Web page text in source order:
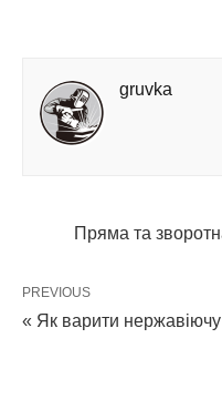
gruvka
Пряма та
PREVIOUS
« Як варити